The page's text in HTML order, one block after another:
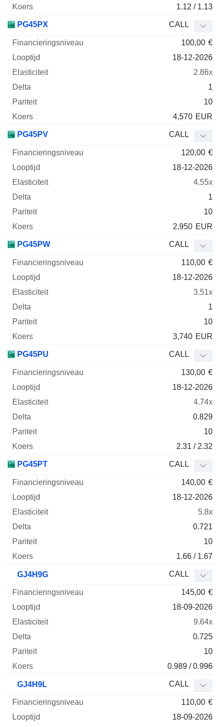
1.12 / 1.13
PG45PX CALL
100,00 €
18-12-2026
2.86x
1
10
4,570 EUR
PG45PV CALL
120,00 €
18-12-2026
4.55x
1
10
2,950 EUR
PG45PW CALL
110,00 €
18-12-2026
3.51x
1
10
3,740 EUR
PG45PU CALL
130,00 €
18-12-2026
4.74x
0.829
10
2.31 / 2.32
PG45PT CALL
140,00 €
18-12-2026
5.8x
0.721
10
1.66 / 1.67
GJ4H9G CALL
145,00 €
18-09-2026
9.64x
0.725
10
0.989 / 0.996
GJ4H9L CALL
110,00 €
18-09-2026